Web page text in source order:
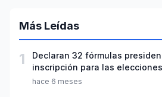
Más Leídas
1
Declaran 32 fórmulas
inscripción para las
hace 6 meses